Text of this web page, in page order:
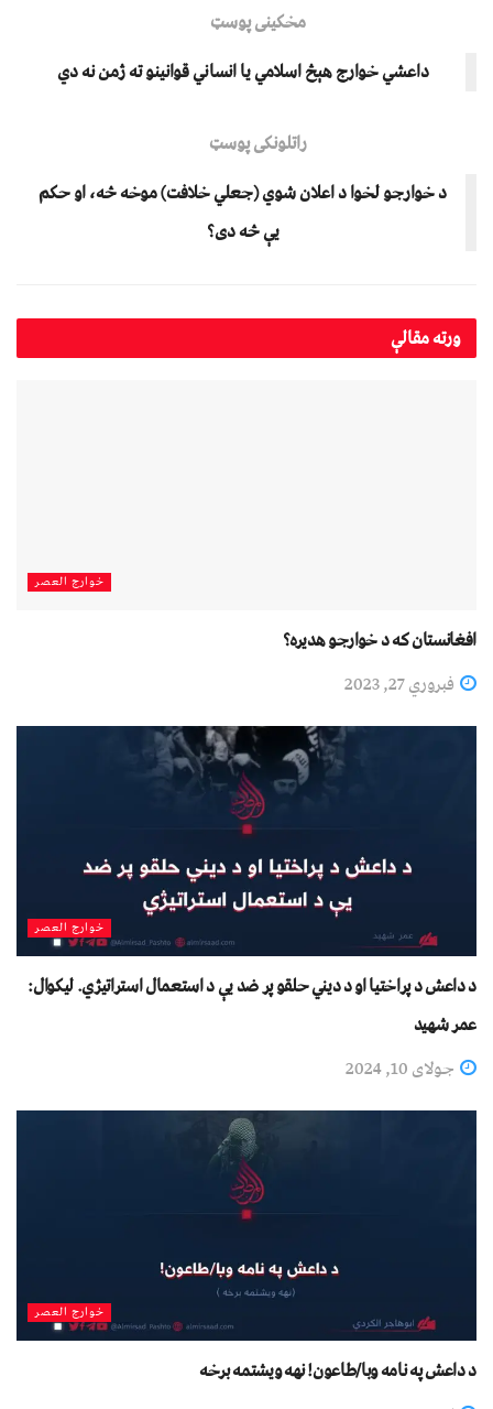
مخکینی پوسټ
داعشي خوارج هېڅ اسلامي يا انساني قوانينو ته ژمن نه دي
راتلونکی پوسټ
د خوارجو لخوا د اعلان شوي (جعلي خلافت) موخه څه، او حکم
يې څه دی؟
ورتهمقالې
خوارج العصر
افغانستان که د خوارجو هدیره؟
فبروري 27, 2023
خوارج العصر
د داعش د پراختیا او د دیني حلقو پر ضد یې د استعمال استراتیژي. لیکوال:
عمر شهید
جولای 10, 2024
خوارج العصر
د داعش په نامه وبا/طاعون! نهه ویشتمه برخه